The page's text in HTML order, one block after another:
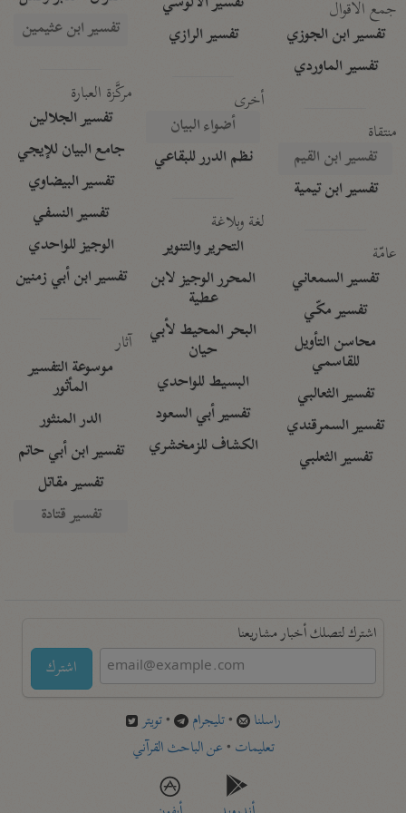
جمع الأقوال
تفسير ابن الجوزي
تفسير الماوردي
منتقاة
تفسير ابن القيم
تفسير ابن تيمية
عامّة
تفسير السمعاني
تفسير مكّي
محاسن التأويل
للقاسمي
تفسير الثعالبي
تفسير السمرقندي
تفسير الثعلبي
تفسير الرازي
أخرى
أضواء البيان
نظم الدرر للبقاعي
لغة وبلاغة
التحرير والتنوير
المحرر الوجيز لابن
عطية
البحر المحيط لأبي
حيان
البسيط للواحدي
تفسير أبي السعود
الكشاف للزمخشري
تفسير ابن عثيمين
مركَّزة العبارة
تفسير الجلالين
جامع البيان للإيجي
تفسير البيضاوي
تفسير النسفي
الوجيز للواحدي
تفسير ابن أبي زمنين
آثار
موسوعة التفسير
المأثور
الدر المنثور
تفسير ابن أبي حاتم
تفسير مقاتل
تفسير قتادة
اشترك لتصلك أخبار مشاريعنا
اشترك
راسلنا •تليجرام •تويتر
تعليمات •عن الباحث القرآني